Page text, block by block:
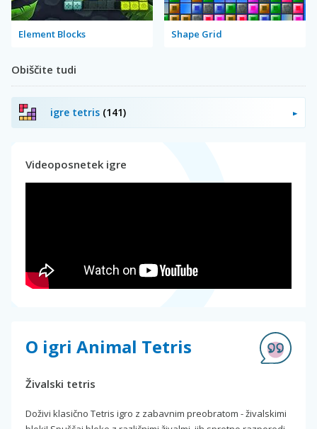
Element Blocks Shape Grid
Obiščite tudi
igre tetris (141)
Videoposnetek igre
O igri Animal Tetris
Živalski tetris
Doživi klasično Tetris igro z zabavnim preobratom - živalskimi